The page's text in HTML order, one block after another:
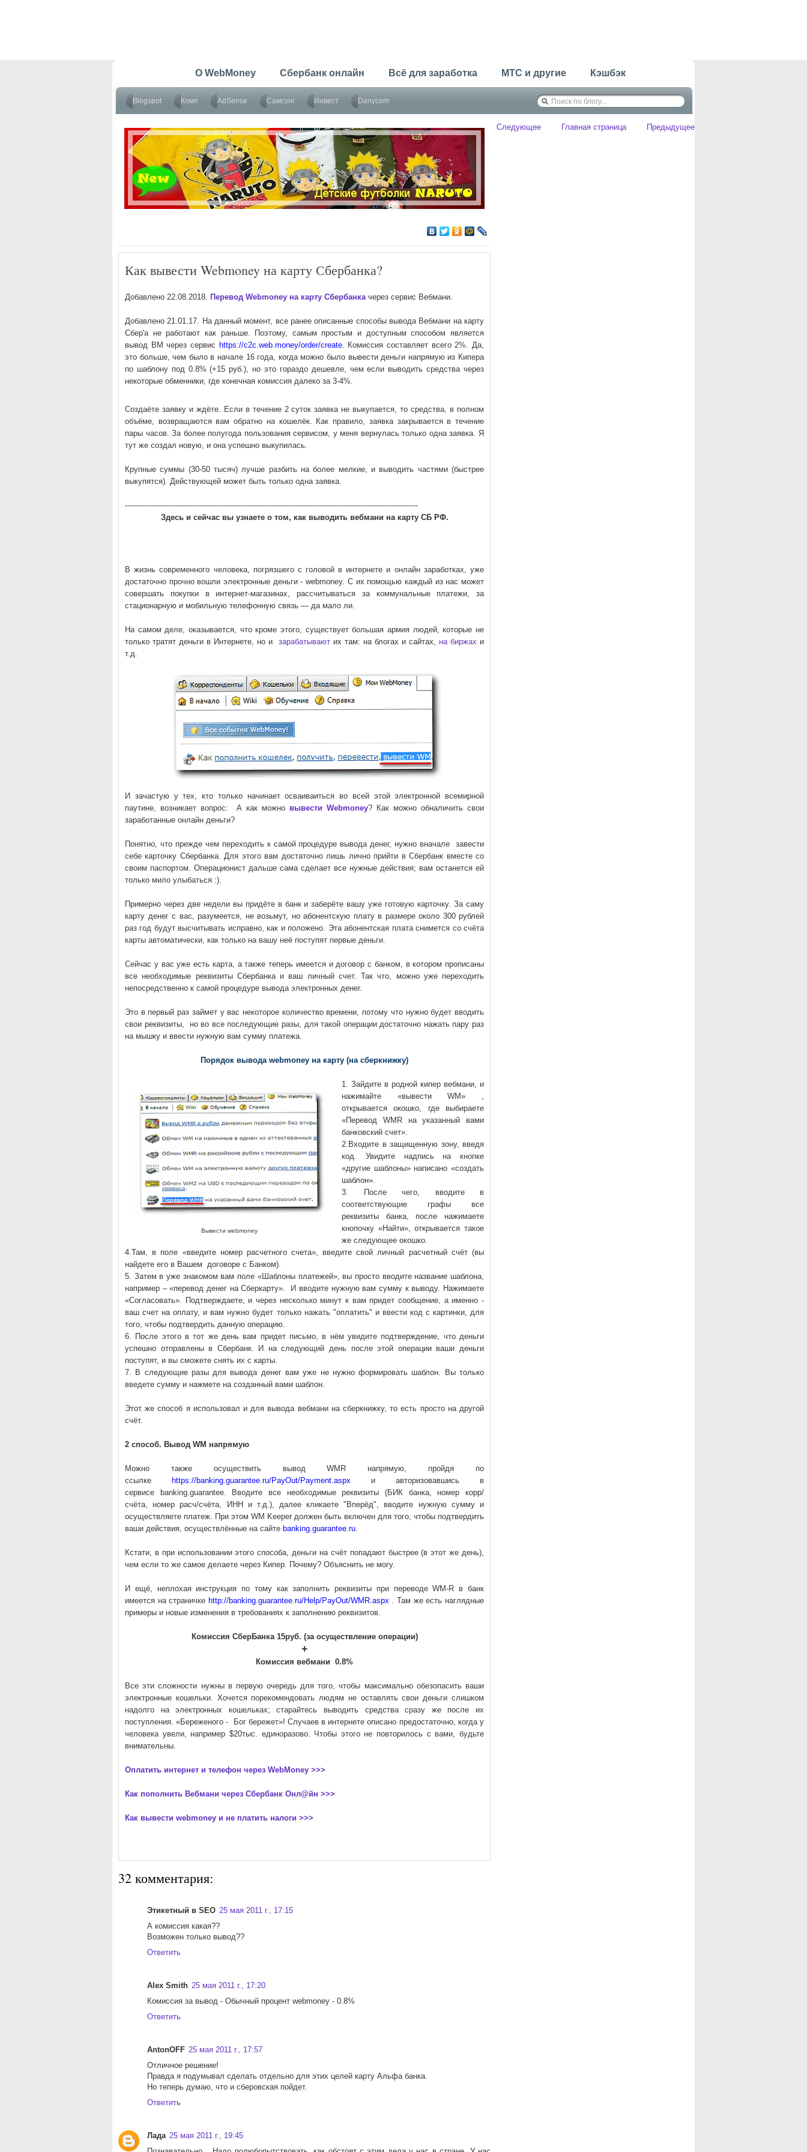
O WebMoney Сбербанк онлайн Всё для заработка МТС и другие Кэшбэк
Blogspot Комп AdSense Самсунг Инвест Danycom
Как вывести Webmoney на карту Сбербанка?
Добавлено 22.08.2018. Перевод Webmoney на карту Сбербанкачерез сервис Вебмани.
Добавлено 21.01.17. На данный момент, все ранее описанные способы вывода Вебмани на карту
Сбер'а не работают как раньше. Поэтому, самым простым и доступным способом является
вывод ВМ через сервис https://c2c.web.money/order/create. Комиссия составляет всего 2%. Да,
это больше, чем было в начале 16 года, когда можно было вывести деньги напрямую из Кипера
по шаблону под 0.8% (+15 руб.), но это гораздо дешевле, чем если выводить средства через
некоторые обменники, где конечная комиссия далеко за 3-4%.
Создаёте заявку и ждёте. Если в течение 2 суток заявка не выкупается, то средства, в полном
объёме, возвращаются вам обратно на кошелёк. Как правило, заявка закрывается в течение
пары часов. За более полугода пользования сервисом, у меня вернулась только одна заявка. Я
тут же создал новую, и она успешно выкупилась.
Крупные суммы (30-50 тысяч) лучше разбить на более мелкие, и выводить частями (быстрее
выкупятся). Действующей может быть только одна заявка.
--------------------------------------------------------------------------------------------------------------------------
Здесь и сейчас вы узнаете о том, как выводить вебмани на карту СБ РФ.
В жизнь современного человека, погрязшего с головой в интернете и онлайн заработках, уже
достаточно прочно вошли электронные деньги - webmoney. С их помощью каждый из нас может
совершать покупки в интернет-магазинах, рассчитываться за коммунальные платежи, за
стационарную и мобильную телефонную связь — да мало ли.
На самом деле, оказывается, что кроме этого, существует большая армия людей, которые не
только тратят деньги в Интернете, но и зарабатывают их там: на блогах и сайтах, на биржах и
т.д.
И зачастую у тех, кто только начинает осваиваиться во всей этой электронной всемирной
паутине, возникает вопрос: А как можно вывести Webmoney? Как можно обналичить свои
заработанные онлайн деньги?
Понятно, что прежде чем переходить к самой процедуре вывода денег, нужно вначале завести
себе карточку Сбербанка. Для этого вам достаточно лишь лично прийти в Сбербанк вместе со
своим паспортом. Операционист дальше сама сделает все нужные действия; вам останется ей
только мило улыбаться :).
Примерно через две недели вы придёте в банк и заберёте вашу уже готовую карточку. За саму
карту денег с вас, разумеется, не возьмут, но абонентскую плату в размере около 300 рублей
раз год будут высчитывать исправно, как и положено. Эта абонентская плата снимется со счёта
карты автоматически, как только на вашу неё поступят первые деньги.
Сейчас у вас уже есть карта, а также теперь имеется и договор с банком, в котором прописаны
все необходимые реквизиты Сбербанка и ваш личный счет. Так что, можно уже переходить
непосредственно к самой процедуре вывода электронных денег.
Это в первый раз займет у вас некоторое количество времени, потому что нужно будет вводить
свои реквизиты, но во все последующие разы, для такой операции достаточно нажать пару раз
на мышку и ввести нужную вам сумму платежа.
Порядок вывода webmoney на карту (на сберкнижку)
Вывести webmoney
1. Зайдите в родной кипер вебмани, и
нажимайте «вывести WM» ,
открывается окошко, где выбираете
«Перевод WMR на указанный вами
банковский счет».
2.Входите в защищенную зону, введя
код. Увидите надпись на кнопке
«другие шаблоны» написано «создать
шаблон».
3. После чего, вводите в
соответствующие графы все
реквизиты банка, после нажимаете
кнопочку «Найти», открывается такое
же следующее окошко.
4.Там, в поле «введите номер расчетного счета», введите свой личный расчетный счёт (вы
найдете его в Вашем договоре с Банком).
5. Затем в уже знакомом вам поле «Шаблоны платежей», вы просто вводите название шаблона,
например – «перевод денег на Сберкарту». И вводите нужную вам сумму к выводу. Нажимаете
«Согласовать». Подтверждаете, и через несколько минут к вам придет сообщение, а именно -
ваш счет на оплату, и вам нужно будет только нажать "оплатить" и ввести код с картинки, для
того, чтобы подтвердить данную операцию.
6. После этого в тот же день вам придет письмо, в нём увидите подтверждение, что деньги
успешно отправлены в Сбербанк. И на следующий день после этой операции ваши деньги
поступят, и вы сможете снять их с карты.
7. В следующие разы для вывода денег вам уже не нужно формировать шаблон. Вы только
введете сумму и нажмете на созданный вами шаблон.
Этот же способ я использовал и для вывода вебмани на сберкнижку, то есть просто на другой
счёт.
2 способ. Вывод WM напрямую
Можно также осуществить вывод WMR напрямую, пройдя по
ссылке
https://banking.guarantee.ru/PayOut/Payment.aspx и авторизовавшись в
сервисе banking.guarantee. Вводите все необходимые реквизиты (БИК банка, номер корр/
счёта, номер расч/счёта, ИНН и т.д.), далее кликаете "Вперёд", вводите нужную сумму и
осуществляете платеж. При этом WM Keeper должен быть включен для того, чтобы подтвердить
ваши действия, осуществлённые на сайте banking.guarantee.ru.
Кстати, в при использовании этого способа, деньги на счёт попадают быстрее (в этот же день),
чем если то же самое делаете через Кипер. Почему? Объяснить не могу.
И ещё, неплохая инструкция по тому как заполнить реквизиты при переводе WM-R в банк
имеется на страничке http://banking.guarantee.ru/Help/PayOut/WMR.aspx. Там же есть наглядные
примеры и новые изменения в требованиях к заполнению реквизитов.
Комиссия СберБанка 15руб. (за осуществление операции)
+
Комиссия вебмани 0.8%
Все эти сложности нужны в первую очередь для того, чтобы максимально обезопасить ваши
электронные кошельки. Хочется порекомендовать людям не оставлять свои деньги слишком
надолго на электронных кошельках; старайтесь выводить средства сразу же после их
поступления. «Береженого - Бог бережет»! Случаев в интернете описано предостаточно, когда у
человека увели, например $20тыс. единоразово. Чтобы этого не повторилось с вами, будьте
внимательны.
Оплатить интернет и телефон через WebMoney >>>
Как пополнить Вебмани через Сбербанк Онл@йн >>>
Как вывести webmoney и не платить налоги >>>
32 комментария:
Этикетный в SEO 25 мая 2011 г., 17:15
А комиссия какая??
Возможен только вывод??
Ответить
Alex Smith 25 мая 2011 г., 17:20
Комиссия за вывод - Обычный процент webmoney - 0.8%
Ответить
AntonOFF 25 мая 2011 г., 17:57
Отличное решение!
Правда я подумывал сделать отдельно для этих целей карту Альфа банка.
Но теперь думаю, что и сберовская пойдет.
Ответить
Лада 25 мая 2011 г., 19:45
Следующее Предыдущее
Главная страница